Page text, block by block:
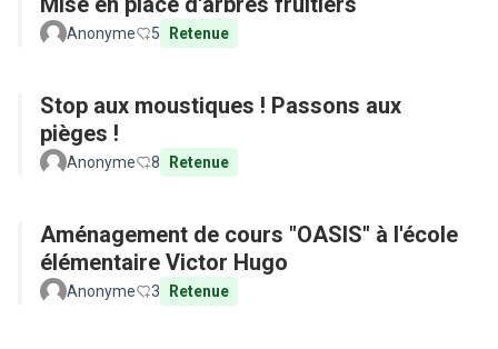
Anonyme 5 Retenue
Stop aux moustiques ! Passons aux
pièges !
Anonyme 8 Retenue
Aménagement de cours "OASIS" à l'école
élémentaire Victor Hugo
Anonyme 3 Retenue